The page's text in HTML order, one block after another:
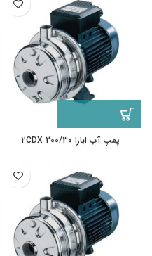
پمپ آب ابارا 2CDX 200/30